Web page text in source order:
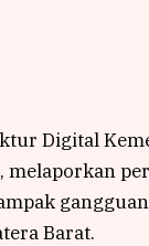
Digital
melaporkan
Barat.